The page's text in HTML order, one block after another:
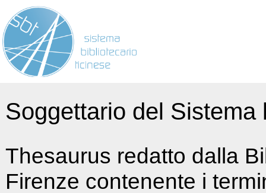
Soggettario del
Thesaurus redatto dalla
Firenze contenente i